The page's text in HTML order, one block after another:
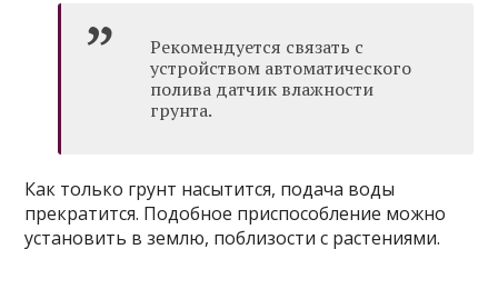
Рекомендуется связать с
устройством автоматического
полива датчик влажности
грунта.
Как только грунт насытится, подача воды
прекратится. Подобное приспособление можно
установить в землю, поблизости с растениями.